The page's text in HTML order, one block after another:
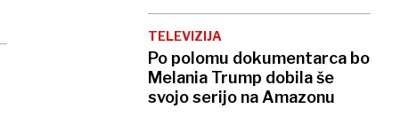
TELEVIZIJA
Po polomu dokumentarca bo
Melania Trump dobila še
svojo serijo na Amazonu